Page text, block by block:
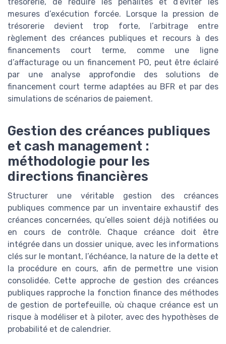
mesures d’exécution forcée. Lorsque la pression de
trésorerie devient trop forte, l’arbitrage entre
règlement des créances publiques et recours à des
financements court terme, comme une ligne
d’affacturage ou un financement PO, peut être éclairé
par une analyse approfondie des solutions de
financement court terme adaptées au BFR et par des
simulations de scénarios de paiement.
Gestion des créances publiques
et cash management :
méthodologie pour les
directions financières
Structurer une véritable gestion des créances
publiques commence par un inventaire exhaustif des
créances concernées, qu’elles soient déjà notifiées ou
en cours de contrôle. Chaque créance doit être
intégrée dans un dossier unique, avec les informations
clés sur le montant, l’échéance, la nature de la dette et
la procédure en cours, afin de permettre une vision
consolidée. Cette approche de gestion des créances
publiques rapproche la fonction finance des méthodes
de gestion de portefeuille, où chaque créance est un
risque à modéliser et à piloter, avec des hypothèses de
probabilité et de calendrier.